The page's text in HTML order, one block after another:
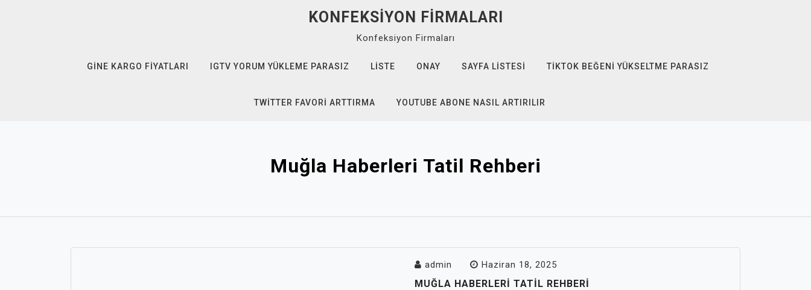
KONFEKSIYON FIRMALARI
Konfeksiyon Firmaları
GINE KARGO FIYATLARI IGTV YORUM YÜKLEME PARASIZ LISTE ONAY SAYFA LISTESI TIKTOK BEĞENI YÜKSELTME PARASIZ
TWITTER FAVORI ARTTIRMA YOUTUBE ABONE NASIL ARTIRILIR
Muğla Haberleri Tatil Rehberi
admin Haziran 18, 2025
MUĞLA HABERLERI TATIL REHBERI